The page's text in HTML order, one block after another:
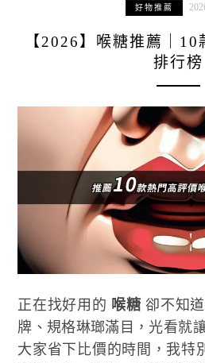
好物推薦
【2026】喉糖推薦｜
排行榜
正在找好用的 喉糖 卻不知
牌、規格琳瑯滿目，光看就
大家省下比價的時間，我特